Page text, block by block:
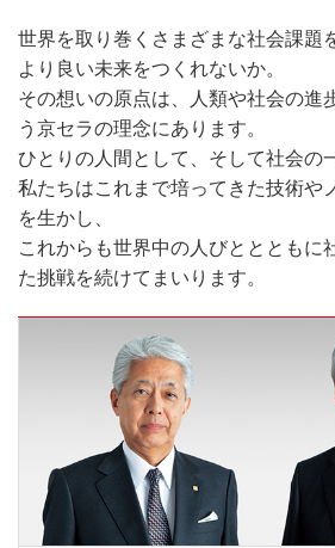
世界を取り巻くさまざまな社会課題
より良い未来をつくれないか。
その想いの原点は、人類や社会の進
う京セラの理念にあります。
ひとりの人間として、そして社会の
私たちはこれまで培ってきた技術や
を生かし、
これからも世界中の人びととともに
た挑戦を続けてまいります。